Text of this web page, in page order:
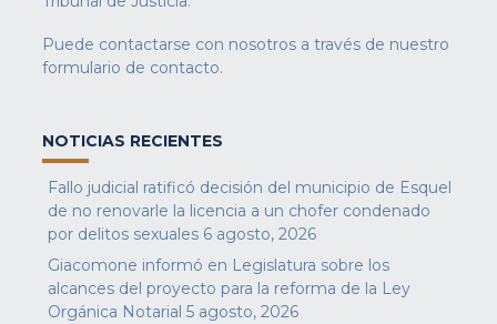
Puede contactarse con nosotros a través de nuestro
formulario de contacto.
NOTICIAS RECIENTES
Fallo judicial ratificó decisión del municipio de Esquel
de no renovarle la licencia a un chofer condenado
por delitos sexuales 6 agosto, 2026
Giacomone informó en Legislatura sobre los
alcances del proyecto para la reforma de la Ley
Orgánica Notarial 5 agosto, 2026